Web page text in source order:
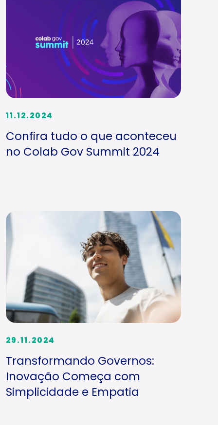
11.12.2024
Confira tudo o que aconteceu
no Colab Gov Summit 2024
29.11.2024
Transformando Governos:
Inovação Começa com
Simplicidade e Empatia